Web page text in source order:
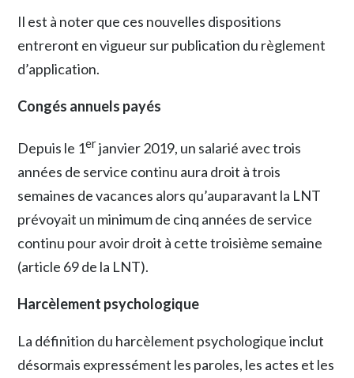
Il est à noter que ces nouvelles dispositions
entreront en vigueur sur publication du règlement
d’application.
Congés annuels payés
Depuis le 1erjanvier 2019, un salarié avec trois
années de service continu aura droit à trois
semaines de vacances alors qu’auparavant la LNT
prévoyait un minimum de cinq années de service
continu pour avoir droit à cette troisième semaine
(article 69 de la LNT).
Harcèlement psychologique
La définition du harcèlement psychologique inclut
désormais expressément les paroles, les actes et les